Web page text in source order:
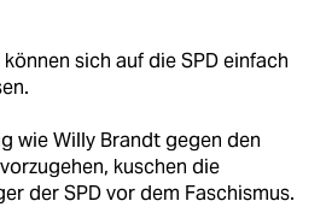
sich auf die SPD einfach
wie Willy Brandt gegen den
kuschen die
der SPD vor dem Faschismus.